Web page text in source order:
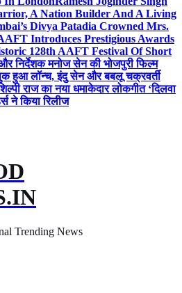
A Nation Builder And A Living
Divya Patadia Crowned Mrs.
Introduces Prestigious Awards
128th AAFT Festival Of Short
और निर्देशक मनोज सेन की भोजपुरी फिल्म
लुक हुआ लॉन्च, इंदु सेन और बबलू चक्रवर्ती
राज का नया धमाकेदार लोकगीत ‘दिलवा
ने किया रिलीज
Trending News